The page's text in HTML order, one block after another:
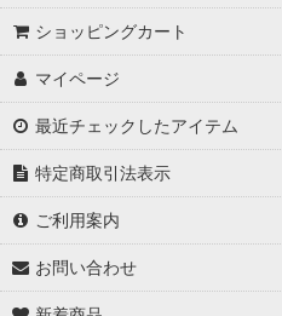
ショッピングカート
マイページ
最近チェックしたアイテム
特定商取引法表示
ご利用案内
お問い合わせ